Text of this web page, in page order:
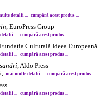
detalii ... cumpără acest produs ...
, EuroPress Group
... cumpără acest produs ...
Culturală Ideea Europeană
... cumpără acest produs ...
, Aldo Press
mai multe detalii ... cumpără acest produs ...
... cumpără acest produs ...